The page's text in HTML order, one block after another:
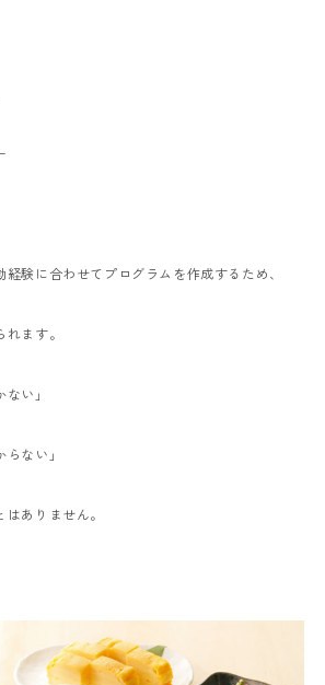
験に合わせてプログラムを作成するため、
ます。
い」
ない」
ありません。